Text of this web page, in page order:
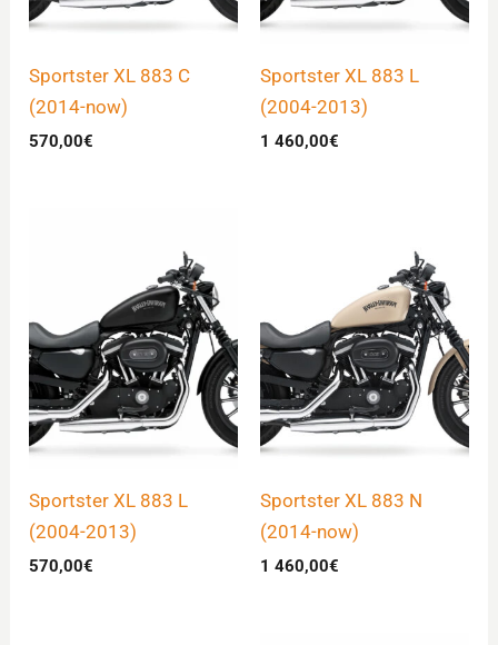
Sportster XL 883 C
(2014-now)
570,00€
Sportster XL 883 L
(2004-2013)
1 460,00€
Sportster XL 883 L
(2004-2013)
570,00€
Sportster XL 883 N
(2014-now)
1 460,00€